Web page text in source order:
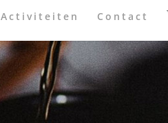
Activiteiten Contact